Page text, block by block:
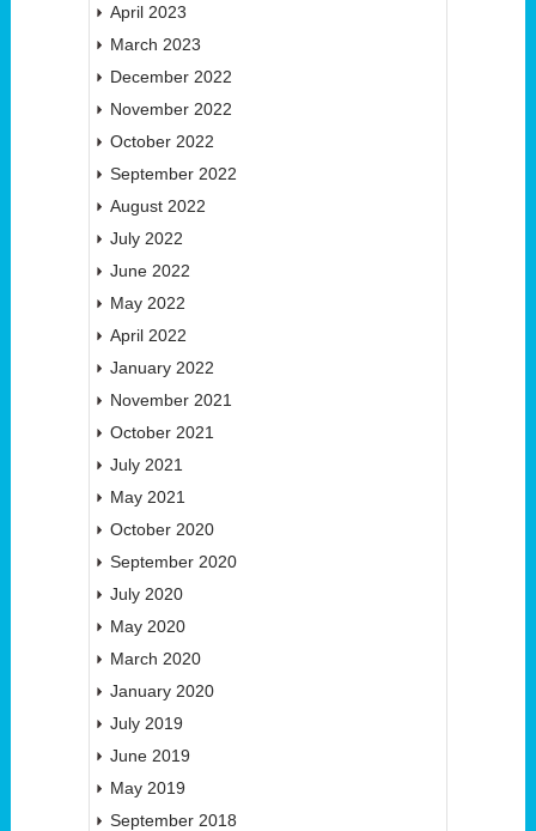
April 2023
March 2023
December 2022
November 2022
October 2022
September 2022
August 2022
July 2022
June 2022
May 2022
April 2022
January 2022
November 2021
October 2021
July 2021
May 2021
October 2020
September 2020
July 2020
May 2020
March 2020
January 2020
July 2019
June 2019
May 2019
September 2018